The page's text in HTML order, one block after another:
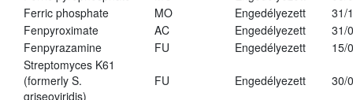
Ferric phosphate
MO Engedélyezett
31/
Fenpyroximate
AC Engedélyezett
31/
Fenpyrazamine
FU Engedélyezett
15/
Streptomyces K61
(formerly S.
griseoviridis)
FU Engedélyezett 30/